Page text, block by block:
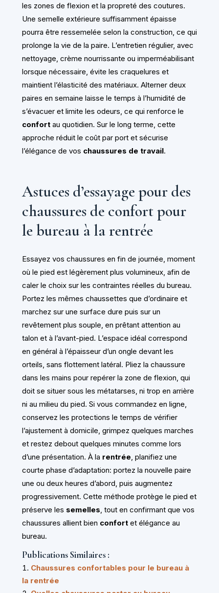
les zones de flexion et la propreté des coutures.
Une semelle extérieure suffisamment épaisse
pourra être ressemelée selon la construction, ce qui
prolonge la vie de la paire. L’entretien régulier, avec
nettoyage, crème nourrissante ou imperméabilisant
lorsque nécessaire, évite les craquelures et
maintient l’élasticité des matériaux. Alterner deux
paires en semaine laisse le temps à l’humidité de
s’évacuer et limite les odeurs, ce qui renforce le
confortau quotidien. Sur le long terme, cette
approche réduit le coût par port et sécurise
l’élégance de vos chaussures de travail.
Astuces d’essayage pour des
chaussures de confort pour
le bureau à la rentrée
Essayez vos chaussures en fin de journée, moment
où le pied est légèrement plus volumineux, afin de
caler le choix sur les contraintes réelles du bureau.
Portez les mêmes chaussettes que d’ordinaire et
marchez sur une surface dure puis sur un
revêtement plus souple, en prêtant attention au
talon et à l’avant-pied. L’espace idéal correspond
en général à l’épaisseur d’un ongle devant les
orteils, sans flottement latéral. Pliez la chaussure
dans les mains pour repérer la zone de flexion, qui
doit se situer sous les métatarses, ni trop en arrière
ni au milieu du pied. Si vous commandez en ligne,
conservez les protections le temps de vérifier
l’ajustement à domicile, grimpez quelques marches
et restez debout quelques minutes comme lors
d’une présentation. À la rentrée, planifiez une
courte phase d’adaptation: portez la nouvelle paire
une ou deux heures d’abord, puis augmentez
progressivement. Cette méthode protège le pied et
préserve les semelles, tout en confirmant que vos
chaussures allient bien confortet élégance au
bureau.
Publications Similaires :
Chaussures confortables pour le bureau à
la rentrée